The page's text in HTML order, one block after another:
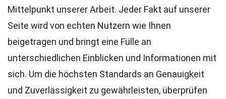
Mittelpunkt unserer Arbeit. Jeder Fakt auf unserer
Seite wird von echten Nutzern wie Ihnen
beigetragen und bringt eine Fülle an
unterschiedlichen Einblicken und Informationen mit
sich. Um die höchsten Standards an Genauigkeit
und Zuverlässigkeit zu gewährleisten, überprüfen